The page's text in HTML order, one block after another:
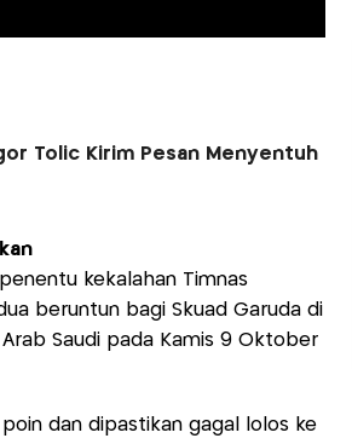
Tolic Kirim Pesan Menyentuh
kekalahan Timnas
beruntun bagi Skuad Garuda di
Saudi pada Kamis 9 Oktober
dan dipastikan gagal lolos ke